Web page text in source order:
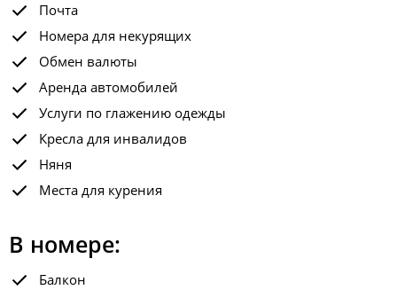
Почта
Номера для некурящих
Обмен валюты
Аренда автомобилей
Услуги по глажению одежды
Кресла для инвалидов
Няня
Места для курения
В номере:
Балкон